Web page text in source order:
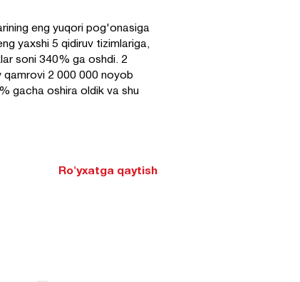
eng yuqori pog'onasiga
yaxshi 5 qidiruv tizimlariga,
soni 340% ga oshdi. 2
qamrovi 2 000 000 noyob
gacha oshira oldik va shu
Ro'yxatga qaytish